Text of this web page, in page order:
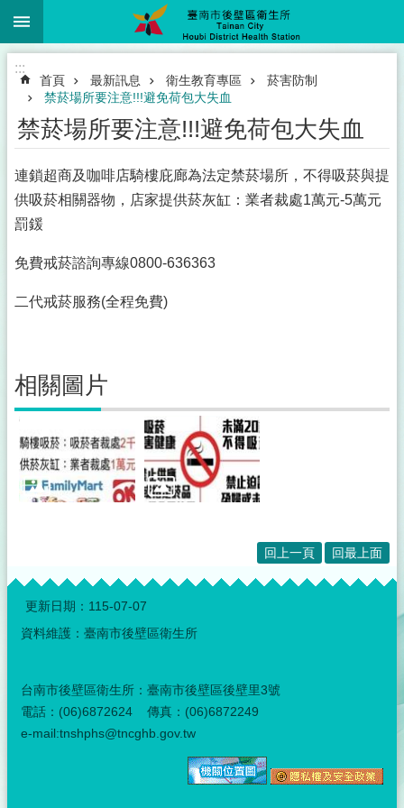
跳到主要內容區塊
:::
首頁 最新訊息 衛生教育專區
菸害防制
禁菸場所要注意!!!避免荷包大失血
禁菸場所要注意!!!避免荷包大失血
連鎖超商及咖啡店騎樓庇廊為法定禁菸場所，不得吸菸與提
供吸菸相關器物，店家提供菸灰缸：業者裁處1萬元-5萬元
罰鍰
免費戒菸諮詢專線0800-636363
二代戒菸服務(全程免費)
相關圖片
回上一頁 回最上面
:::
更新日期： 115-07-07
資料維護：臺南市後壁區衛生所
台南市後壁區衛生所：臺南市後壁區後壁里3號
電話：(06)6872624 傳真：(06)6872249
e-mail:tnshphs@tncghb.gov.tw